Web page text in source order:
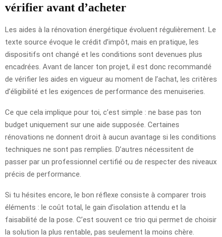
vérifier avant d’acheter
Les aides à la rénovation énergétique évoluent régulièrement. Le
texte source évoque le crédit d’impôt, mais en pratique, les
dispositifs ont changé et les conditions sont devenues plus
encadrées. Avant de lancer ton projet, il est donc recommandé
de vérifier les aides en vigueur au moment de l’achat, les critères
d’éligibilité et les exigences de performance des menuiseries.
Ce que cela implique pour toi, c’est simple : ne base pas ton
budget uniquement sur une aide supposée. Certaines
rénovations ne donnent droit à aucun avantage si les conditions
techniques ne sont pas remplies. D’autres nécessitent de
passer par un professionnel certifié ou de respecter des niveaux
précis de performance.
Si tu hésites encore, le bon réflexe consiste à comparer trois
éléments : le coût total, le gain d’isolation attendu et la
faisabilité de la pose. C’est souvent ce trio qui permet de choisir
la solution la plus rentable, pas seulement la moins chère.